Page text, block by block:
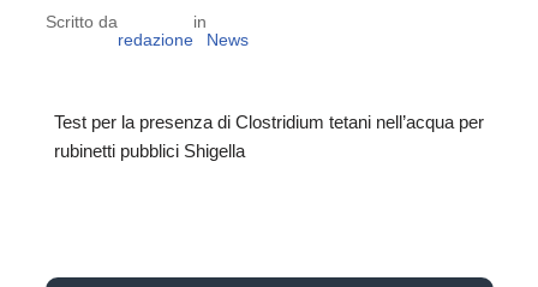
Scritto da
redazione
in
News
Test per la presenza di Clostridium tetani nell’acqua per
rubinetti pubblici Shigella